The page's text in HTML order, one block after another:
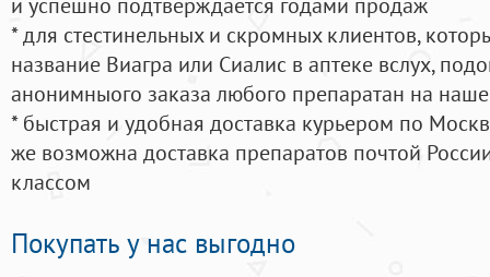
* для стестинельных и скромных клиентов,
название Виагра или Сиалис в аптеке вслух,
анонимныого заказа любого препаратан на
* быстрая и удобная доставка курьером по
же возможна доставка препаратов почтой
классом
Покупать у нас выгодно